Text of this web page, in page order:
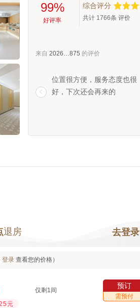
99%
好评率
综合评分
共计 1766条 评价
来自 2026…875 的评价

位置很方便，服务态度也很
好，下次还会再来的
退房 去登录
登录 查看您的价格）
元
仅剩1间
预订
需预付